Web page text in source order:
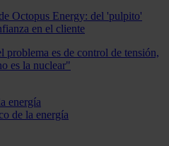
Octopus Energy: del 'pulpito'
en el cliente
es de control de tensión,
es la nuclear"